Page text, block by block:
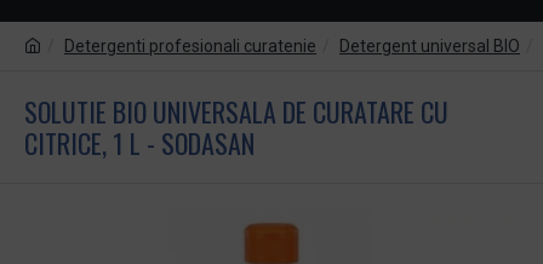
Detergenti profesionali curatenie Detergent universal BIO
SOLUTIE BIO UNIVERSALA DE CURATARE CU
CITRICE, 1 L - SODASAN